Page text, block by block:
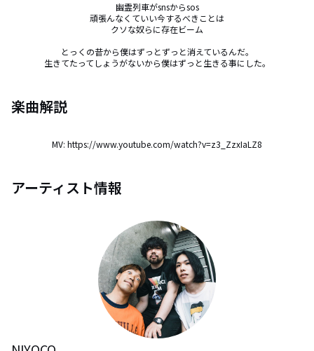
幽霊列車がsnsからsos
頑張んなくていい今するべきことは
クソな奴らに存在ビーム
とっくの昔から僕はずっとずっと消えているんだ。
生きてたってしょうがないから僕はずっと生きる事にした。
楽曲解説
MV: https://www.youtube.com/watch?v=z3_ZzxIaLZ8
アーティスト情報